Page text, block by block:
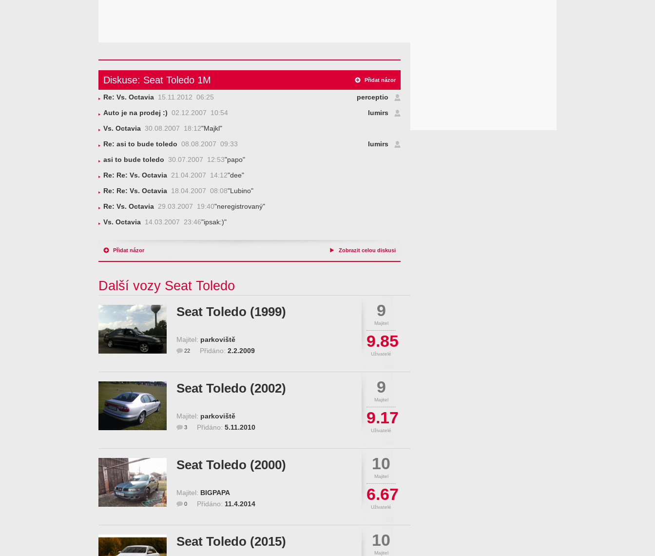
Přidat názor
Diskuse: Seat Toledo 1M
Re: Vs. Octavia 15.11.2012 06:25 perceptio
Auto je na prodej :) 02.12.2007 10:54 lumirs
Vs. Octavia 30.08.2007 18:12"Majkl"
Re: asi to bude toledo 08.08.2007 09:33 lumirs
asi to bude toledo 30.07.2007 12:53"papo"
Re: Re: Vs. Octavia 21.04.2007 14:12"dee"
Re: Re: Vs. Octavia 18.04.2007 08:08"Lubino"
Re: Vs. Octavia 29.03.2007 19:40"neregistrovaný"
Vs. Octavia 14.03.2007 23:46"ipsak:)"
Přidat názor Zobrazit celou diskusi
Další vozy Seat Toledo
Seat Toledo (1999)
Majitel: parkoviště
Přidáno: 2.2.2009
22
9
Majitel
9.85
Uživatelé
Seat Toledo (2002)
Majitel: parkoviště
Přidáno: 5.11.2010
3
9
Majitel
9.17
Uživatelé
Seat Toledo (2000)
Majitel: BIGPAPA
Přidáno: 11.4.2014
0
10
Majitel
6.67
Uživatelé
Seat Toledo (2015) 10
Majitel